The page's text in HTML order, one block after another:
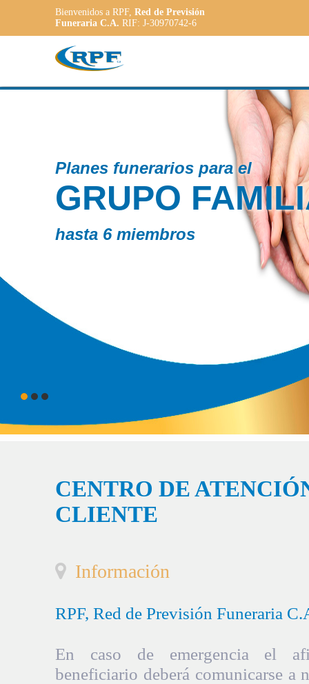
Bienvenidos a RPF, Red de Previsión
Funeraria C.A. RIF: J-30970742-6
Contamos
a las
CENTRO DE
CLIENTE
Información
RPF, Red de Previsión Funeraria
En caso de emergencia el
beneficiario deberá comunicarse a